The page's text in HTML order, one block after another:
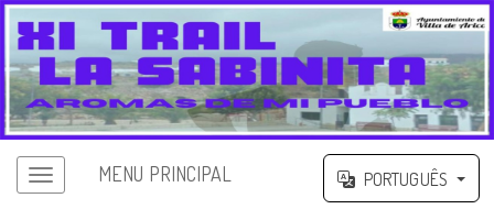
MENU PRINCIPAL PORTUGUÊS